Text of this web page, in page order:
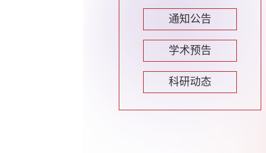
通知公告
学术预告
科研动态